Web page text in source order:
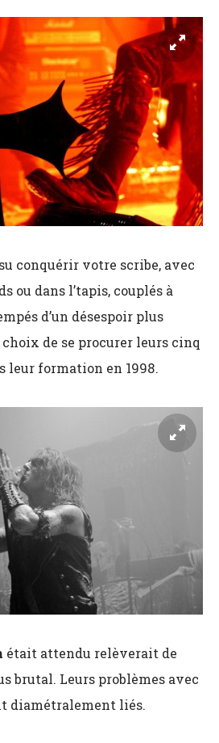
conquérir votre scribe, avec
ou dans l’tapis, couplés à
d’un désespoir plus
choix de se procurer leurs cinq
leur formation en 1998.
était attendu relèverait de
brutal. Leurs problèmes avec
diamétralement liés.